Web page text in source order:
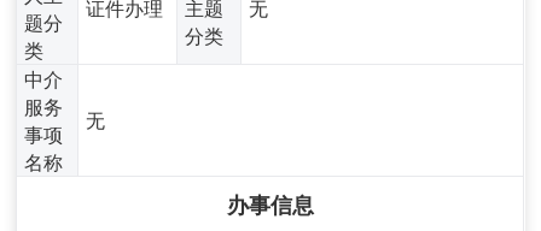
题分
类
证件办理
主题
分类
无
中介
服务
事项
名称
无
办事信息